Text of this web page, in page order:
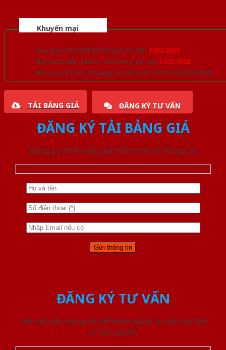
Khuyến mại
Quà tặng đồ nội thất trang trí lên đến 1.000.000đ
Giảm trực tiếp khi mua đơn hàng lớn hơn 3.000.000đ
Nhiều ưu đãi lớn khi đăng ký tài khoản thành viên thân thiết
TẢI BẢNG GIÁ ĐĂNG KÝ TƯ VẤN
ĐĂNG KÝ TẢI BẢNG GIÁ
Đăng ký nhận báo giá mới nhất từ chúng tôi
ĐĂNG KÝ TƯ VẤN
Liên hệ với chúng tôi để nhận được tư vấn chi tiết
về sản phẩm